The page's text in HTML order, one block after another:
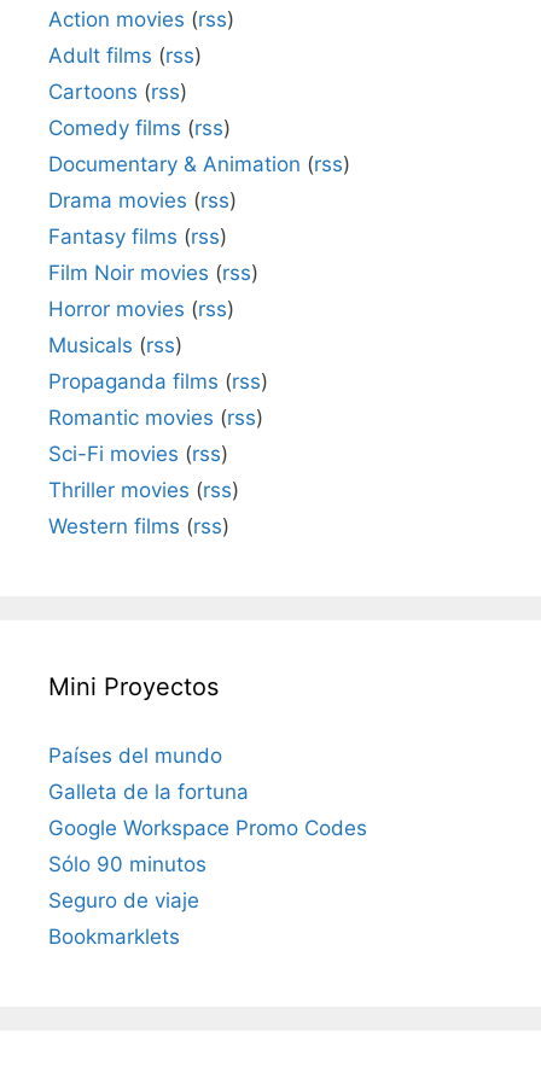
Action movies (rss)
Adult films (rss)
Cartoons (rss)
Comedy films (rss)
Documentary & Animation (rss)
Drama movies (rss)
Fantasy films (rss)
Film Noir movies (rss)
Horror movies (rss)
Musicals (rss)
Propaganda films (rss)
Romantic movies (rss)
Sci-Fi movies (rss)
Thriller movies (rss)
Western films (rss)
Mini Proyectos
Países del mundo
Galleta de la fortuna
Google Workspace Promo Codes
Sólo 90 minutos
Seguro de viaje
Bookmarklets